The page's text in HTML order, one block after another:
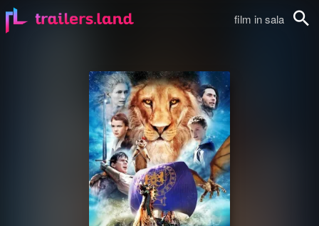
film in sala